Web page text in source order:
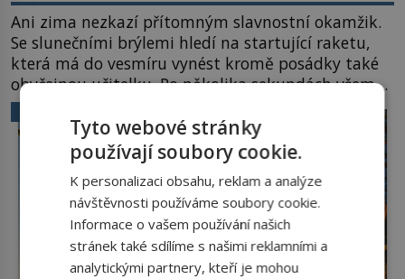
Ani zima nezkazí přítomným slavnostní okamžik.
Se slunečními brýlemi hledí na startující raketu,
která má do vesmíru vynést kromě posádky také
obyčejnou učitelku. Po několika sekundách všem
ztuhnou úsměvy, stroj totiž exploduje. Jejich
konstrukce není z levného kraje, daňové
poplatníky stojí miliardy dolarů. Na druhou stranu
zvládnou jen představitelné věci. Na malé kousky
Název: Columbia První […]
Tyto webové stránky
používají soubory cookie.
K personalizaci obsahu, reklam a analýze
návštěvnosti používáme soubory cookie.
Informace o vašem používání našich
stránek také sdílíme s našimi reklamními a
analytickými partnery, kteří je mohou